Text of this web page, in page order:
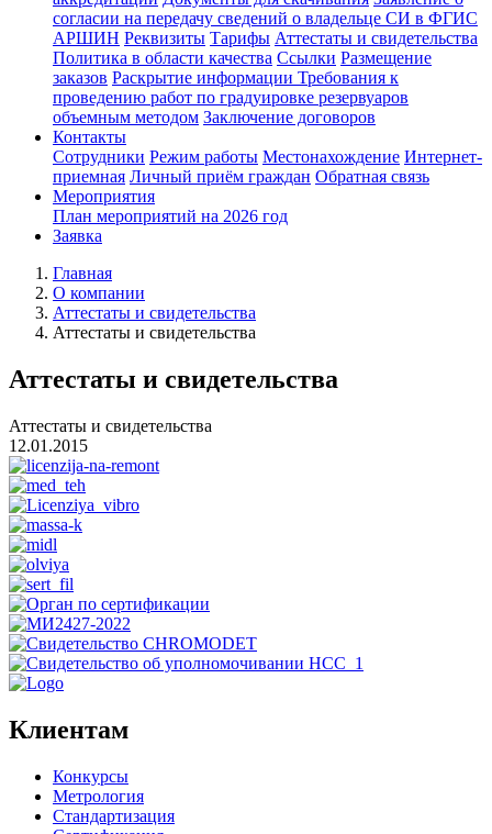
согласии на передачу сведений о владельце СИ в ФГИС
АРШИН Реквизиты Тарифы Аттестаты и свидетельства
Политика в области качества Ссылки Размещение
заказов Раскрытие информации Требования к
проведению работ по градуировке резервуаров
объемным методом Заключение договоров
Контакты
Сотрудники Режим работы Местонахождение Интернет-
приемная Личный приём граждан Обратная связь
Мероприятия
План мероприятий на 2026 год
Заявка
Главная
О компании
Аттестаты и свидетельства
Аттестаты и свидетельства
Аттестаты и свидетельства
Аттестаты и свидетельства
12.01.2015
Клиентам
Конкурсы
Метрология
Стандартизация